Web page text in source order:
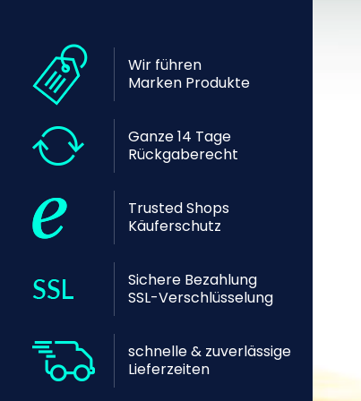
Wir führen
Marken Produkte
Ganze 14 Tage
Rückgaberecht
Trusted Shops
Käuferschutz
Sichere Bezahlung
SSL-Verschlüsselung
schnelle & zuverlässige
Lieferzeiten